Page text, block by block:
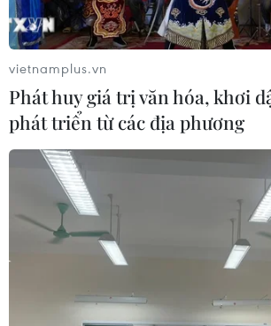
vietnamplus.vn
Phát huy giá trị văn hóa, khơi
phát triển từ các địa phương